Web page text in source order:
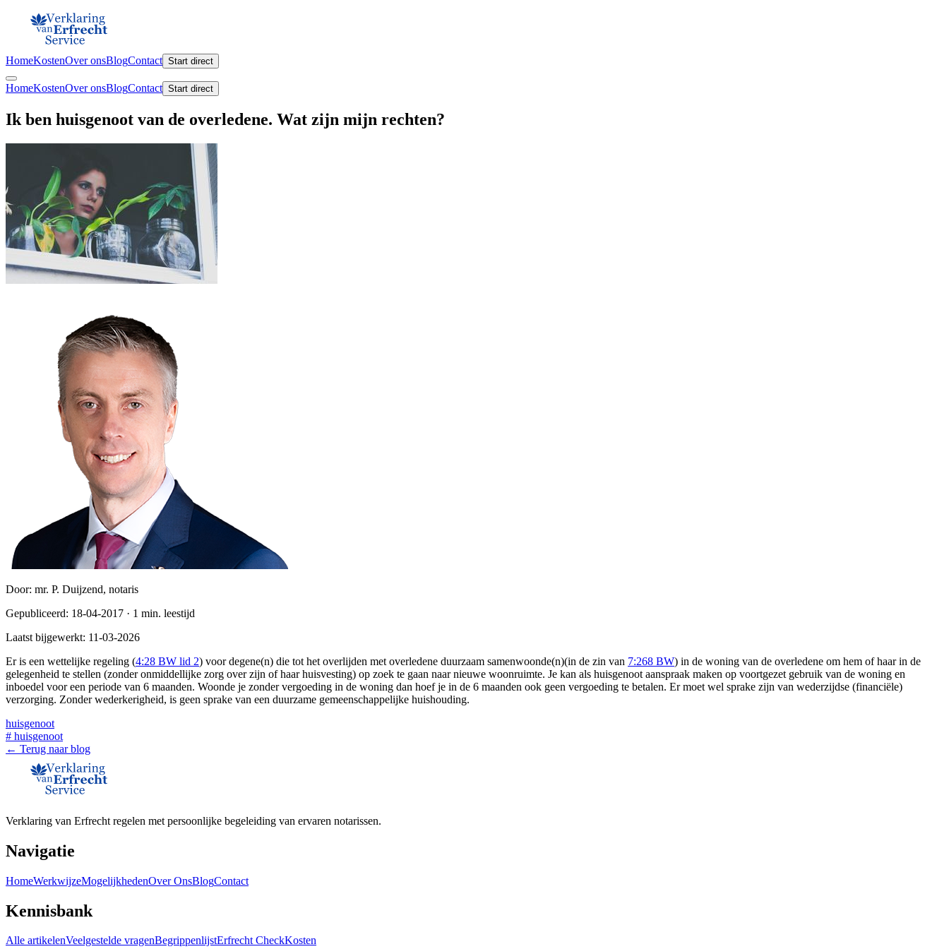
HomeKostenOver onsBlogContact Start direct
HomeKostenOver onsBlogContact Start direct
Ik ben huisgenoot van de overledene. Wat zijn mijn rechten?
Door: mr. P. Duijzend, notaris
Gepubliceerd: 18-04-2017 · 1 min. leestijd
Laatst bijgewerkt: 11-03-2026
Er is een wettelijke regeling (4:28 BW lid 2) voor degene(n) die tot het overlijden met overledene duurzaam samenwoonde(n)(in de zin van 7:268 BW) in de woning van de overledene om hem of haar in de
gelegenheid te stellen (zonder onmiddellijke zorg over zijn of haar huisvesting) op zoek te gaan naar nieuwe woonruimte. Je kan als huisgenoot aanspraak maken op voortgezet gebruik van de woning en
inboedel voor een periode van 6 maanden. Woonde je zonder vergoeding in de woning dan hoef je in de 6 maanden ook geen vergoeding te betalen. Er moet wel sprake zijn van wederzijdse (financiële)
verzorging. Zonder wederkerigheid, is geen sprake van een duurzame gemeenschappelijke huishouding.
huisgenoot
# huisgenoot
← Terug naar blog
Verklaring van Erfrecht regelen met persoonlijke begeleiding van ervaren notarissen.
Navigatie
HomeWerkwijzeMogelijkhedenOver OnsBlogContact
Kennisbank
Alle artikelenVeelgestelde vragenBegrippenlijstErfrecht CheckKosten